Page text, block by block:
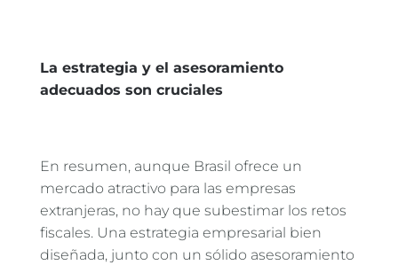
La estrategia y el asesoramiento
adecuados son cruciales
En resumen, aunque Brasil ofrece un
mercado atractivo para las empresas
extranjeras, no hay que subestimar los retos
fiscales. Una estrategia empresarial bien
diseñada, junto con un sólido asesoramiento